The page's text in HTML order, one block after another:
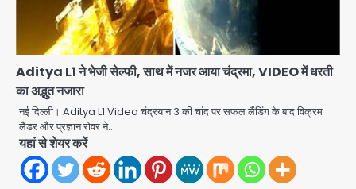
Aditya L1 ने भेजी सेल्फी, साथ में नजर आया चंद्रमा, VIDEO में धरती
का अद्भुत नजारा
नई दिल्ली। Aditya L1 Video चंद्रयान 3 की चांद पर सफल लैंडिंग के बाद विक्रम
लैंडर और प्रज्ञान रोवर ने…
यहां से शेयर करें
4
Greater Noida Gas
Connection Fraud: बुजुर्ग से वीडियो
कॉल पर 9.77 लाख की साइबर फ्रॉड
Avinash Kumar
5
पोस्ट से हटाए गए गाने, जानें पूरा विवाद
Air India Phuket Delhi flight: